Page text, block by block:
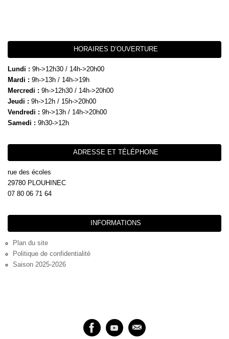
HORAIRES D’OUVERTURE
Lundi : 9h->12h30 / 14h->20h00
Mardi : 9h->13h / 14h->19h
Mercredi : 9h->12h30 / 14h->20h00
Jeudi : 9h->12h / 15h->20h00
Vendredi : 9h->13h / 14h->20h00
Samedi : 9h30->12h
ADRESSE ET TÉLÉPHONE
rue des écoles
29780 PLOUHINEC
07 80 06 71 64
INFORMATIONS
Plan du site
Politique de confidentialité
Saison 2025-2026